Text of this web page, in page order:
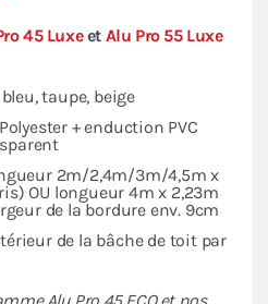
45 Luxeet Alu Pro 55 Luxe
bleu, taupe, beige
+ enduction PVC
2m/2,4m/3m/4,5m x
OU longueur 4m x 2,23m
de la bordure env. 9cm
de la bâche de toit par